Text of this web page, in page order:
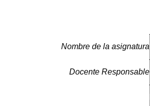
Nombre de la asignatura
Docente Responsable